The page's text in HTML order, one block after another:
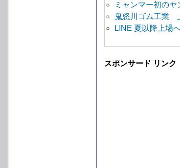
ミャンマー初の
鬼怒川ゴム工業
LINE 夏以降上場
スポンサード リンク